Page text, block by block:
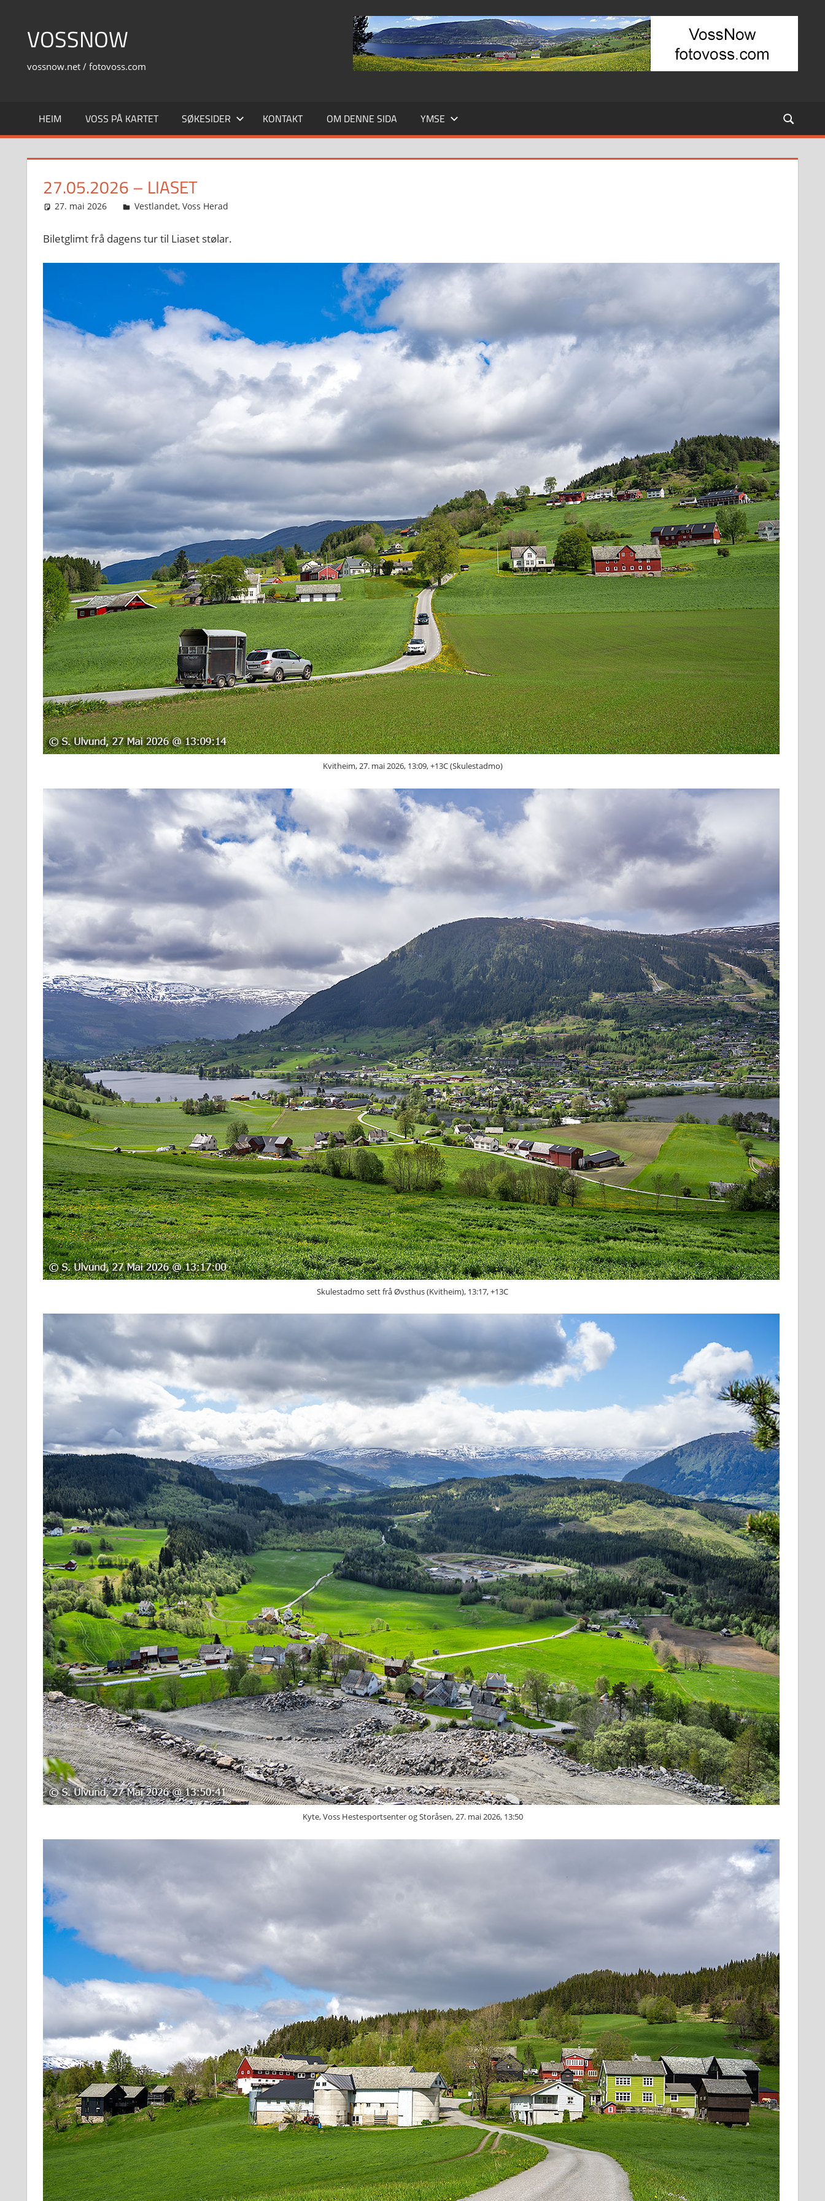
contentVOSSNOW
vossnow.net / fotovoss.com
HEIM VOSS PÅ KARTET SØKESIDER KONTAKT OM DENNE SIDA YMSE
27.05.2026 – LIASET
27. mai 2026 Svein
Vestlandet, Voss Herad
Biletglimt frå dagens tur til Liaset stølar.
Kvitheim, 27. mai 2026, 13:09, +13C (Skulestadmo)
Skulestadmo sett frå Øvsthus (Kvitheim), 13:17, +13C
Kyte, Voss Hestesportsenter og Storåsen, 27. mai 2026, 13:50